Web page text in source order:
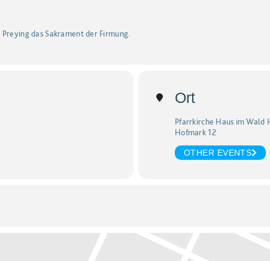
das Sakrament der Firmung.
Ort
Pfarrkirche Haus im Wald
Hofmark 12
OTHER EVENTS